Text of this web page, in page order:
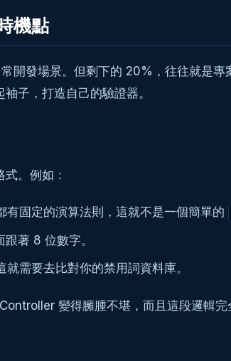
機點
開發場景。但剩下的 20%，往往就是
子，打造自己的驗證器。
。例如：
固定的演算法則，這就不是一個簡單的
著 8 位數字。
需要去比對你的禁用詞資料庫。
變得臃腫不堪，而且這段邏輯完